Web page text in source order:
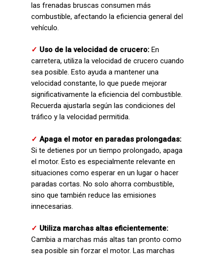
las frenadas bruscas consumen más
combustible, afectando la eficiencia general del
vehículo.
✓ Uso de la velocidad de crucero: En
carretera, utiliza la velocidad de crucero cuando
sea posible. Esto ayuda a mantener una
velocidad constante, lo que puede mejorar
significativamente la eficiencia del combustible.
Recuerda ajustarla según las condiciones del
tráfico y la velocidad permitida.
✓ Apaga el motor en paradas prolongadas:
Si te detienes por un tiempo prolongado, apaga
el motor. Esto es especialmente relevante en
situaciones como esperar en un lugar o hacer
paradas cortas. No solo ahorra combustible,
sino que también reduce las emisiones
innecesarias.
✓ Utiliza marchas altas eficientemente:
Cambia a marchas más altas tan pronto como
sea posible sin forzar el motor. Las marchas